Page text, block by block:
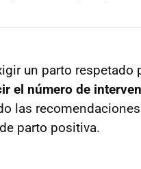
un parto respetado
el número de
las
parto positiva.